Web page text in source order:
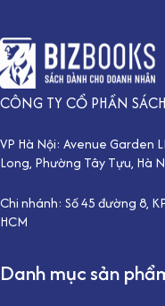
CÔNG TY CỔ PHẦN
VP Hà Nội: Avenue Garden
Long, Phường Tây Tựu, Hà
Chi nhánh: Số 45 đường 8,
HCM
Danh mục sản